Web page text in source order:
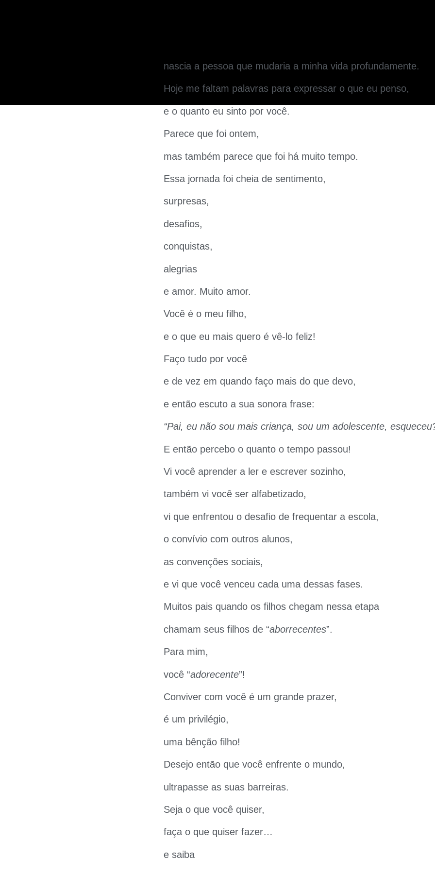
nascia a pessoa que mudaria a minha vida profundamente.
Hoje me faltam palavras para expressar o que eu penso,
e o quanto eu sinto por você.
Parece que foi ontem,
mas também parece que foi há muito tempo.
Essa jornada foi cheia de sentimento,
surpresas,
desafios,
conquistas,
alegrias
e amor. Muito amor.
Você é o meu filho,
e o que eu mais quero é vê-lo feliz!
Faço tudo por você
e de vez em quando faço mais do que devo,
e então escuto a sua sonora frase:
“Pai, eu não sou mais criança, sou um adolescente,
E então percebo o quanto o tempo passou!
Vi você aprender a ler e escrever sozinho,
também vi você ser alfabetizado,
vi que enfrentou o desafio de frequentar a escola,
o convívio com outros alunos,
as convenções sociais,
e vi que você venceu cada uma dessas fases.
Muitos pais quando os filhos chegam nessa etapa
chamam seus filhos de “aborrecentes”.
Para mim,
você “adorecente”!
Conviver com você é um grande prazer,
é um privilégio,
uma bênção filho!
Desejo então que você enfrente o mundo,
ultrapasse as suas barreiras.
Seja o que você quiser,
faça o que quiser fazer…
e saiba